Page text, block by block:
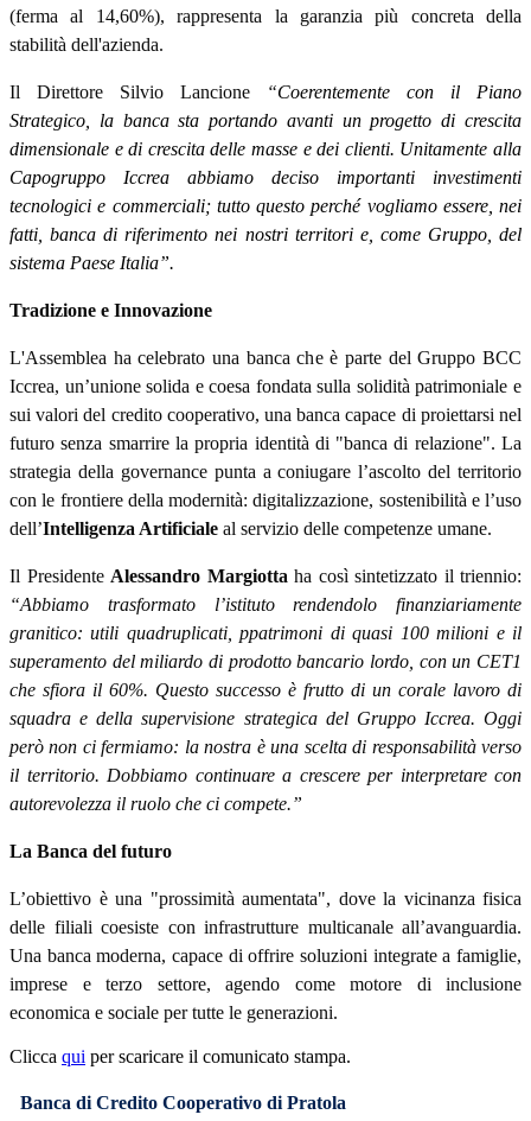
(ferma al 14,60%), rappresenta la garanzia più concreta della
stabilità dell'azienda.
Il Direttore Silvio Lancione “Coerentemente con il Piano
Strategico, la banca sta portando avanti un progetto di crescita
dimensionale e di crescita delle masse e dei clienti. Unitamente alla
Capogruppo Iccrea abbiamo deciso importanti investimenti
tecnologici e commerciali; tutto questo perché vogliamo essere, nei
fatti, banca di riferimento nei nostri territori e, come Gruppo, del
sistema Paese Italia”.
Tradizione e Innovazione
L'Assemblea ha celebrato una banca che è parte del Gruppo BCC
Iccrea, un’unione solida e coesa fondata sulla solidità patrimoniale e
sui valori del credito cooperativo, una banca capace di proiettarsi nel
futuro senza smarrire la propria identità di "banca di relazione". La
strategia della governance punta a coniugare l’ascolto del territorio
con le frontiere della modernità: digitalizzazione, sostenibilità e l’uso
dell’Intelligenza Artificiale al servizio delle competenze umane.
Il Presidente Alessandro Margiotta ha così sintetizzato il triennio:
“Abbiamo trasformato l’istituto rendendolo finanziariamente
granitico: utili quadruplicati, ppatrimoni di quasi 100 milioni e il
superamento del miliardo di prodotto bancario lordo, con un CET1
che sfiora il 60%. Questo successo è frutto di un corale lavoro di
squadra e della supervisione strategica del Gruppo Iccrea. Oggi
però non ci fermiamo: la nostra è una scelta di responsabilità verso
il territorio. Dobbiamo continuare a crescere per interpretare con
autorevolezza il ruolo che ci compete.”
La Banca del futuro
L’obiettivo è una "prossimità aumentata", dove la vicinanza fisica
delle filiali coesiste con infrastrutture multicanale all’avanguardia.
Una banca moderna, capace di offrire soluzioni integrate a famiglie,
imprese e terzo settore, agendo come motore di inclusione
economica e sociale per tutte le generazioni.
Clicca qui per scaricare il comunicato stampa.
Banca di Credito Cooperativo di Pratola